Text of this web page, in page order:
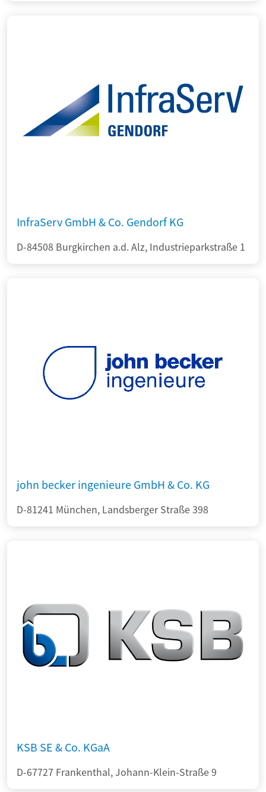
InfraServ GmbH & Co. Gendorf KG
D-84508 Burgkirchen a.d. Alz, Industrieparkstraße 1
john becker ingenieure GmbH & Co. KG
D-81241 München, Landsberger Straße 398
KSB SE & Co. KGaA
D-67727 Frankenthal, Johann-Klein-Straße 9